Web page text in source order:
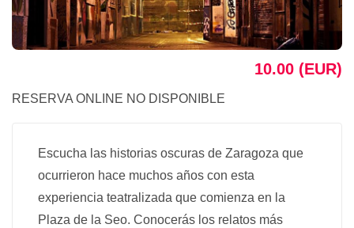
10.00 (EUR)
RESERVA ONLINE NO DISPONIBLE
Escucha las historias oscuras de Zaragoza que
ocurrieron hace muchos años con esta
experiencia teatralizada que comienza en la
Plaza de la Seo. Conocerás los relatos más